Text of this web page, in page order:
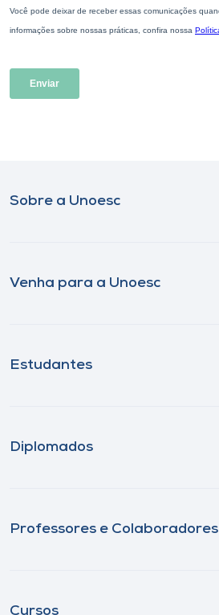
Sobre a Unoesc
Venha para a Unoesc
Estudantes
Diplomados
Professores e Colaboradores
Cursos